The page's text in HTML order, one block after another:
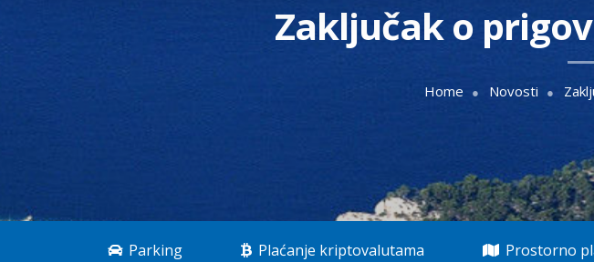
Zaključak o
Home Novosti
Parking Plaćanje kriptovalutama Prostorno